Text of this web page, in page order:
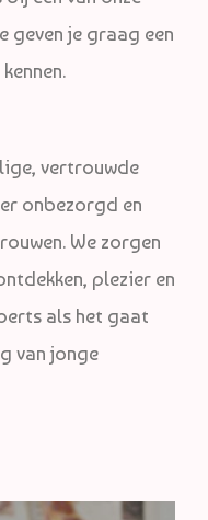
geven je graag een
vertrouwde
onbezorgd en
We zorgen
plezier en
als het gaat
van jonge